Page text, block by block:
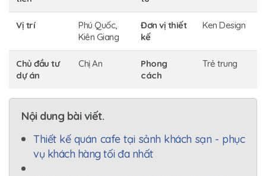
Vị trí
Phú Quốc,
Kiên Giang
Đơn vị thiết
kế
Ken Design
Chủ đầu tư
dự án
Chị An
Phong
cách
Trẻ trung
Nội dung bài viết.
Thiết kế quán cafe tại sảnh khách sạn - phục
vụ khách hàng tối đa nhất